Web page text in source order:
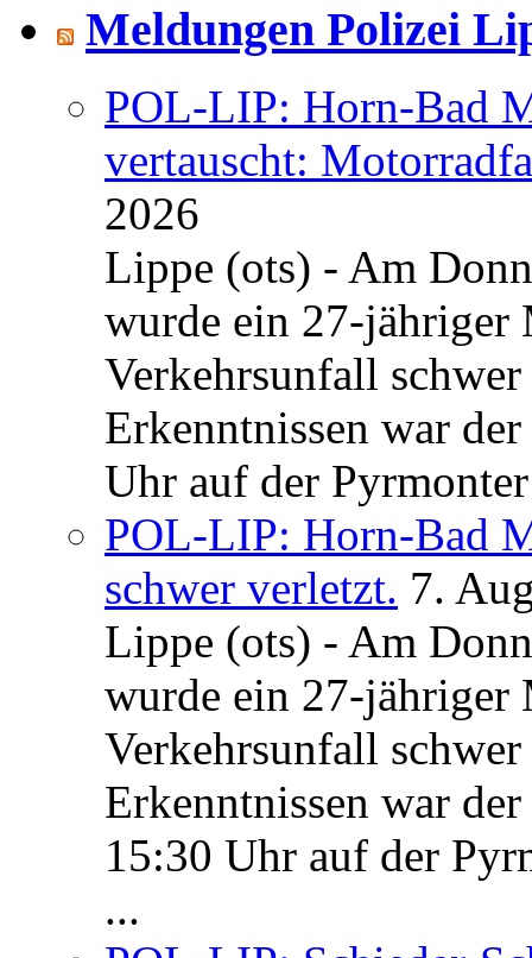
Meldungen Polizei
POL-LIP: Horn-Bad
vertauscht:
2026
Lippe (ots) - Am
wurde ein 27-jähriger
Verkehrsunfall
Erkenntnissen war
Uhr auf der
POL-LIP: Horn-Bad
schwer verletzt. 7.
Lippe (ots) - Am
wurde ein 27-jähriger
Verkehrsunfall
Erkenntnissen war
15:30 Uhr auf der
...